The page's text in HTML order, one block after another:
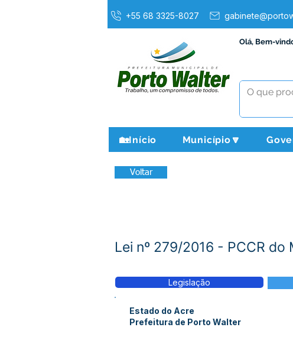
+55 68 3325-8027
Olá, Bem-
🏡Início Município🔽
Voltar
Lei nº 279/2016 - PCCR
Legislação
Estado do Acre
Prefeitura de Porto Walter